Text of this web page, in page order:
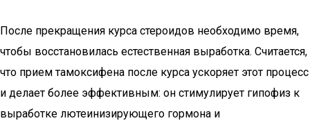
После прекращения курса стероидов необходимо время,
чтобы восстановилась естественная выработка. Считается,
что прием тамоксифена после курса ускоряет этот процесс
и делает более эффективным: он стимулирует гипофиз к
выработке лютеинизирующего гормона и